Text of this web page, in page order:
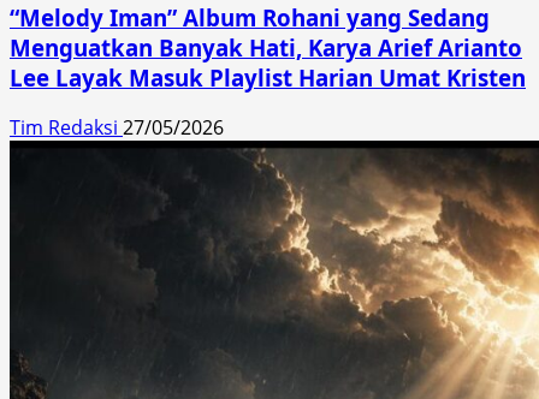
“Melody Iman” Album Rohani yang Sedang
Menguatkan Banyak Hati, Karya Arief Arianto
Lee Layak Masuk Playlist Harian Umat Kristen
Tim Redaksi 27/05/2026